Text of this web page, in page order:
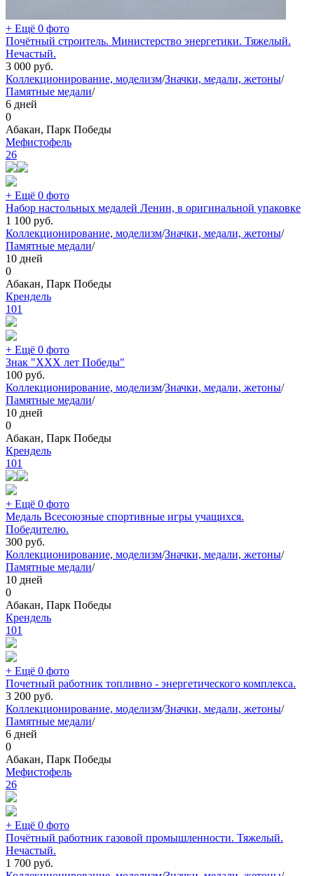
+ Ещё 0 фото
Почётный строитель. Министерство энергетики. Тяжелый.
Нечастый.
3 000 руб.
Коллекционирование, моделизм/Значки, медали, жетоны/
Памятные медали/
6 дней
0
Абакан, Парк Победы
Мефистофель
26
+ Ещё 0 фото
Набор настольных медалей Ленин, в оригинальной упаковке
1 100 руб.
Коллекционирование, моделизм/Значки, медали, жетоны/
Памятные медали/
10 дней
0
Абакан, Парк Победы
Крендель
101
+ Ещё 0 фото
Знак "ХХХ лет Победы"
100 руб.
Коллекционирование, моделизм/Значки, медали, жетоны/
Памятные медали/
10 дней
0
Абакан, Парк Победы
Крендель
101
+ Ещё 0 фото
Медаль Всесоюзные спортивные игры учащихся.
Победителю.
300 руб.
Коллекционирование, моделизм/Значки, медали, жетоны/
Памятные медали/
10 дней
0
Абакан, Парк Победы
Крендель
101
+ Ещё 0 фото
Почетный работник топливно - энергетического комплекса.
3 200 руб.
Коллекционирование, моделизм/Значки, медали, жетоны/
Памятные медали/
6 дней
0
Абакан, Парк Победы
Мефистофель
26
+ Ещё 0 фото
Почётный работник газовой промышленности. Тяжелый.
Нечастый.
1 700 руб.